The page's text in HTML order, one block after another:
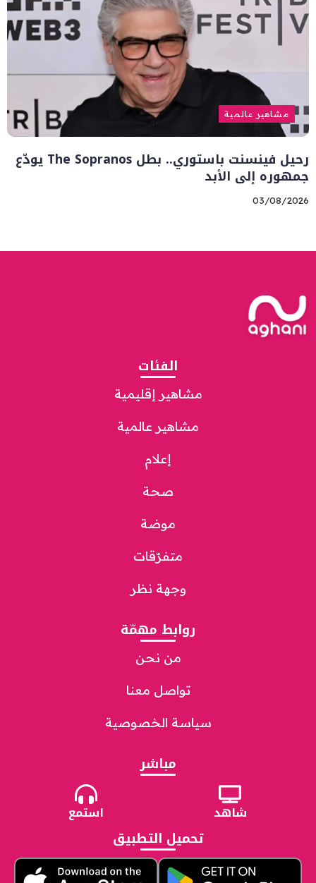
مشاهير عالمية
رحيل فينسنت باستوري.. بطل The Sopranos يودّع
جمهوره إلى الأبد
03/08/2026
الفئات
مشاهير إقليمية
مشاهير عالمية
إعلام
صحة
موضة
متفرّقات
وجهة نظر
روابط مهمّة
من نحن
تواصل معنا
سياسة الخصوصية
مباشر
شاهد استمع
تحميل التطبيق